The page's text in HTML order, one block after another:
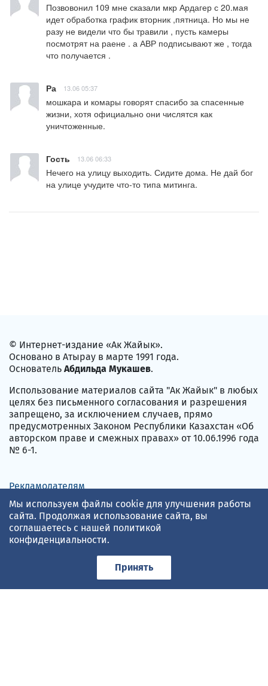
Позвовонил 109 мне сказали мкр Ардагер с 20.мая
идет обработка график вторник ,пятница. Но мы не
разу не видели что бы травили , пусть камеры
посмотрят на раене . а АВР подписывают же , тогда
что получается .
Ра 13.06 05:37
мошкара и комары говорят спасибо за спасенные
жизни, хотя официально они числятся как
уничтоженные.
Гость 13.06 06:33
Нечего на улицу выходить. Сидите дома. Не дай бог
на улице учудите что-то типа митинга.
© Интернет-издание «Ак Жайык».
Основано в Атырау в марте 1991 года.
Основатель Абдильда Мукашев.
Использование материалов сайта "Ак Жайык" в любых
целях без письменного согласования и разрешения
запрещено, за исключением случаев, прямо
предусмотренных Законом Республики Казахстан «Об
авторском праве и смежных правах» от 10.06.1996 года
№ 6-1.
Рекламодателям
Адреса и телефоны
Пользовательское соглашение
Политика конфиденциальности
Мы используем файлы cookie для улучшения работы
сайта. Продолжая использование сайта, вы
соглашаетесь с нашей политикой
конфиденциальности.
Принять